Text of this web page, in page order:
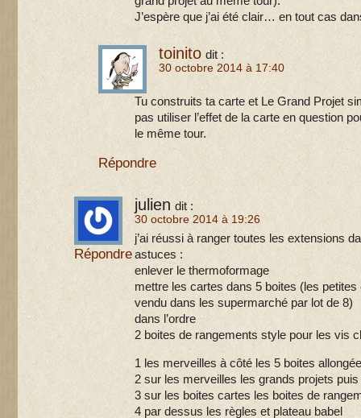
J’espère que j’ai été clair… en tout cas
toinito dit :
30 octobre 2014 à 17:40
Tu construits ta carte et Le Grand Projet
pas utiliser l’effet de la carte en question
le même tour.
Répondre
julien dit :
30 octobre 2014 à 19:26
j’ai réussi à ranger toutes les extensions
astuces :
enlever le thermoformage
mettre les cartes dans 5 boites (les petites
vendu dans les supermarché par lot de 8)
dans l’ordre
2 boites de rangements style pour les vis
1 les merveilles à côté les 5 boites
2 sur les merveilles les grands projets
3 sur les boites cartes les boites de
4 par dessus les règles et plateau babel
Répondre